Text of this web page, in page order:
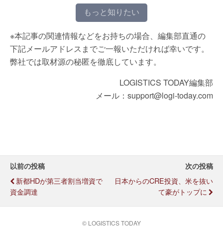
もっと知りたい
※本記事の関連情報などをお持ちの場合、編集部直通の
下記メールアドレスまでご一報いただければ幸いです。
弊社では取材源の秘匿を徹底しています。
LOGISTICS TODAY編集部
メール：support@logi-today.com
以前の投稿
新都HDが第三者割当増資で
資金調達
次の投稿
日本からのCRE投資、米を抜い
て豪がトップに
© LOGISTICS TODAY